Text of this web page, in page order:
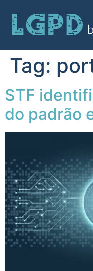
Tag:
STF
do padrão